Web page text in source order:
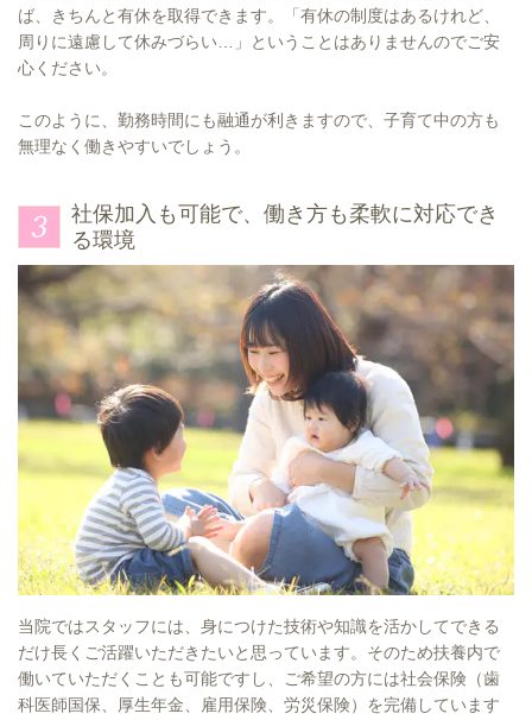
ば、きちんと有休を取得できます。「有休の制度はあるけれど、
周りに遠慮して休みづらい…」ということはありませんのでご安
心ください。
このように、勤務時間にも融通が利きますので、子育て中の方も
無理なく働きやすいでしょう。
社保加入も可能で、働き方も柔軟に対応でき
る環境
当院ではスタッフには、身につけた技術や知識を活かしてできる
だけ長くご活躍いただきたいと思っています。そのため扶養内で
働いていただくことも可能ですし、ご希望の方には社会保険（歯
科医師国保、厚生年金、雇用保険、労災保険）を完備しています